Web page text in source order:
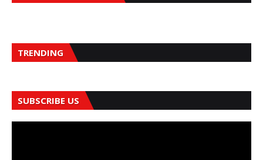
TRENDING
SUBSCRIBE US